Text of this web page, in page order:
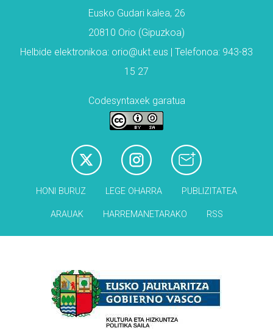
Eusko Gudari kalea, 26
20810 Orio (Gipuzkoa)
Helbide elektronikoa: orio@ukt.eus | Telefonoa: 943-83
15 27
Codesyntaxek garatua
HONI BURUZ LEGE OHARRA PUBLIZITATEA
ARAUAK HARREMANETARAKO RSS